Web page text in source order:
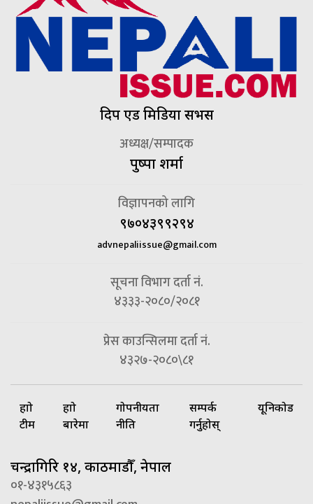
दिप एड मिडिया सर्भिस
अध्यक्ष/सम्पादक
पुष्पा शर्मा
विज्ञापनको लागि
९७०४३९९२९४
advnepaliissue@gmail.com
सूचना विभाग दर्ता नं.
४३३३-२०८०/२०८१
प्रेस काउन्सिलमा दर्ता नं.
४३२७-२०८०\८१
हाम्रो
टीम
हाम्रो
बारेमा
गोपनीयता
नीति
सम्पर्क
गर्नुहोस्
यूनिकोड
चन्द्रागिरि १४, काठमाडौँ, नेपाल
०१-४३१५८६३